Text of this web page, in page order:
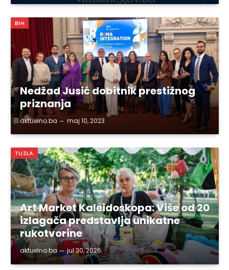
BIH
Nedžad Jusić dobitnik prestižnog
priznanja
aktuelno.ba maj 10, 2023
TUZLA
Art Market Kaleidoskopa: Više od 20
izlagača predstavlja unikatne
rukotvorine
aktuelno.ba jul 30, 2026